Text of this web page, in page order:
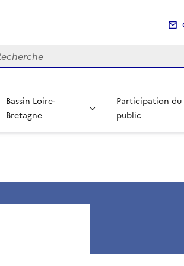
Bassin Loire-
Bretagne
Participation du
public